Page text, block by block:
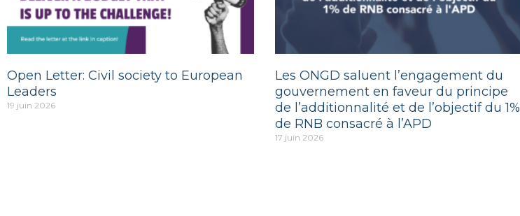
Open Letter: Civil society to European
Leaders
19 juin 2026
Les ONGD saluent l’engagement du
gouvernement en faveur du principe
de l’additionnalité et de l’objectif du 1%
de RNB consacré à l’APD
17 juin 2026